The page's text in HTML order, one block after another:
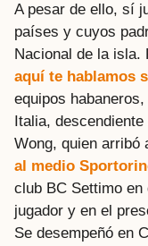
A pesar de ello, sí
países y cuyos
Nacional de la
aquí te hablamos
equipos habaneros,
Italia,
Wong, quien arribó
al medio
club BC Settimo
jugador y en el
Se desempeñó en